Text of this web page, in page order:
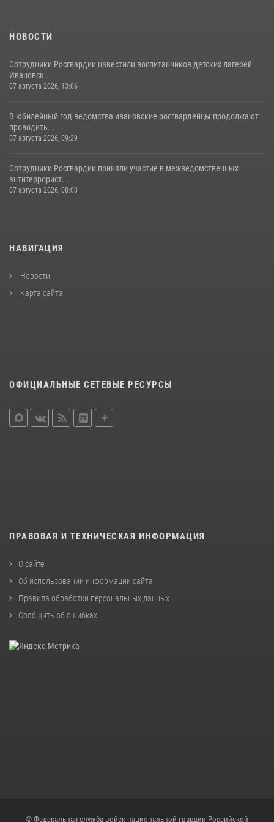
НОВОСТИ
Сотрудники Росгвардии навестили воспитанников детских лагерей
Ивановск...
07 августа 2026, 13:06
В юбилейный год ведомства ивановские росгвардейцы продолжают
проводить...
07 августа 2026, 09:39
Сотрудники Росгвардии приняли участие в межведомственных
антитеррорист...
07 августа 2026, 08:03
НАВИГАЦИЯ
Новости
Карта сайта
ОФИЦИАЛЬНЫЕ СЕТЕВЫЕ РЕСУРСЫ
ПРАВОВАЯ И ТЕХНИЧЕСКАЯ ИНФОРМАЦИЯ
О сайте
Об использовании информации сайта
Правила обработки персональных данных
Сообщить об ошибках
© Федеральная служба войск национальной гвардии Российской